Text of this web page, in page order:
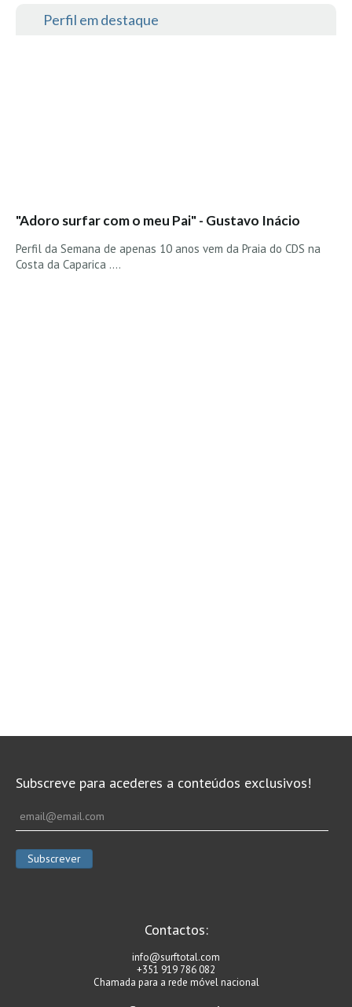
Perfil em destaque
"Adoro surfar com o meu Pai" - Gustavo Inácio
Perfil da Semana de apenas 10 anos vem da Praia do CDS na
Costa da Caparica ....
Subscreve para acederes a conteúdos exclusivos!
Contactos:
info@surftotal.com
+351 919 786 082
Chamada para a rede móvel nacional